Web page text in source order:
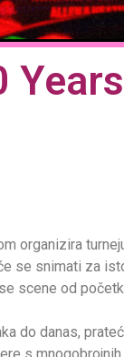
se snimati za
scene od
do danas,